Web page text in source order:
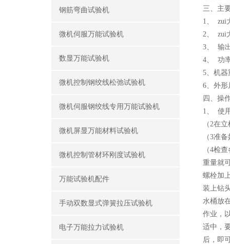
钢筋弯曲试验机
微机伺服万能试验机
数显万能试验机
微机控制钢绞线松弛试验机
微机伺服钢绞线专用万能试验机
微机屏显万能材料试验机
微机控制管材环刚度试验机
万能试验机配件
手动双数显式弹簧拉压试验机
电子万能拉力试验机
三、主
1、 zui
2、 zui
3、 输
4、 功
5、机器
6、外形
四、操
1、 使
（2在
（3准
（4检
重量就
螺栓加
装上钻
水桶放
作业，
适中，
后，即